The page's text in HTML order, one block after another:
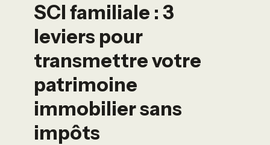
SCI familiale : 3
leviers pour
transmettre votre
patrimoine
immobilier sans
impôts